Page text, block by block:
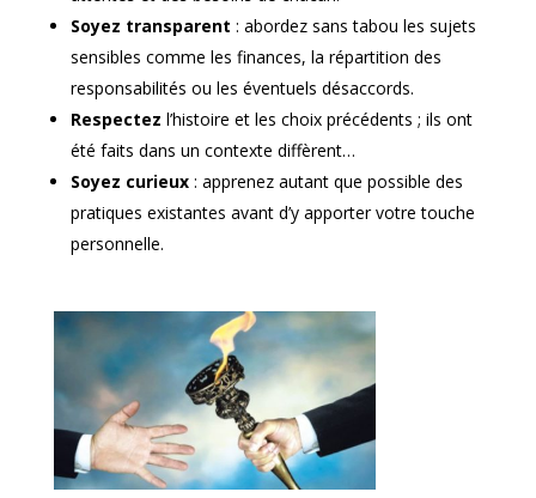
Soyez transparent : abordez sans tabou les sujets
sensibles comme les finances, la répartition des
responsabilités ou les éventuels désaccords.
Respectez l’histoire et les choix précédents ; ils ont
été faits dans un contexte diffèrent…
Soyez curieux: apprenez autant que possible des
pratiques existantes avant d’y apporter votre touche
personnelle.